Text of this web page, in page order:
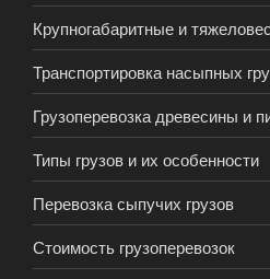
Крупногабаритные и
Транспортировка насыпных
Грузоперевозка древесины и
Типы грузов и их особенности
Перевозка сыпучих грузов
Стоимость грузоперевозок